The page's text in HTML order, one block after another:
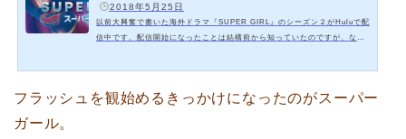
2018年5月25日
以前大興奮で書いた海外ドラマ『SUPER GIRL』のシーズン２がHuluで配
信中です。配信開始になったことは結構前から知っていたのですが、なか
ほどのB級感にどハマりして、シーズン2を楽しみにしていました。期待を
フラッシュを観始めるきっかけになったのがスーパー
ガール。